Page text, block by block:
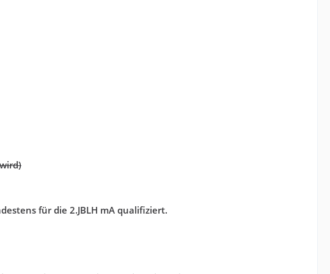
für die 2.JBLH mA qualifiziert.